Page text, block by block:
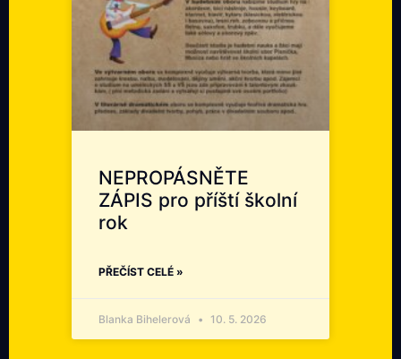
NEPROPÁSNĚTE
ZÁPIS pro příští školní
rok
PŘEČÍST CELÉ »
Blanka Bihelerová 10. 5. 2026